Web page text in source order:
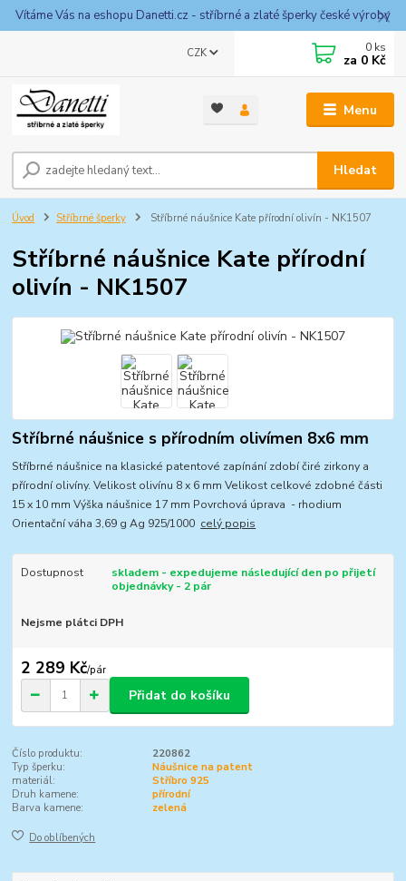
Vítáme Vás na eshopu Danetti.cz - stříbrné a zlaté šperky české výroby
Menu
CZK
Hledat
0 ks
za 0 Kč
Úvod Stříbrné šperky Stříbrné náušnice Kate přírodní olivín - NK1507
Stříbrné náušnice Kate přírodní
olivín - NK1507
Stříbrné náušnice s přírodním olivímen 8x6 mm
Stříbrné náušnice na klasické patentové zapínání zdobí čiré zirkony a
přírodní olivíny. Velikost olivínu 8 x 6 mm Velikost celkové zdobné části
15 x 10 mm Výška náušnice 17 mm Povrchová úprava - rhodium
Orientační váha 3,69 g Ag 925/1000 celý popis
Dostupnost
skladem - expedujeme následující den po přijetí
objednávky - 2 pár
Nejsme plátci DPH
2 289 Kč/pár
Přidat do košíku
Číslo produktu:
220862
Typ šperku:
Náušnice na patent
materiál:
Stříbro 925
Druh kamene:
přírodní
Barva kamene:
zelená
Do oblíbených